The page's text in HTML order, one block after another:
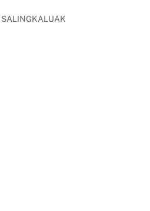
SALINGKALUAK